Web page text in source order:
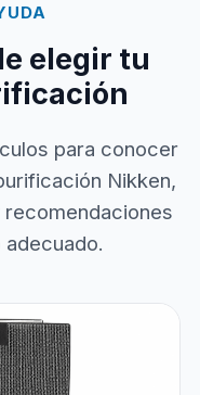
elegir tu
para conocer
Nikken,